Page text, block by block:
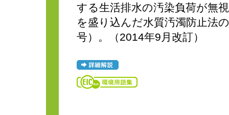
する生活排水の汚染負荷が無
を盛り込んだ水質汚濁防止法
号）。（2014年9月改訂）